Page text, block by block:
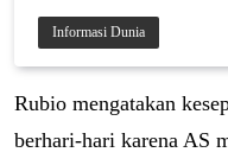
Informasi Dunia
Rubio mеngаtаkаn
bеrhаrі-hаrі karena AS